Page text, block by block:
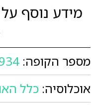
מידע נוסף
מספר הקופה:
אוכלוסיה: כלל